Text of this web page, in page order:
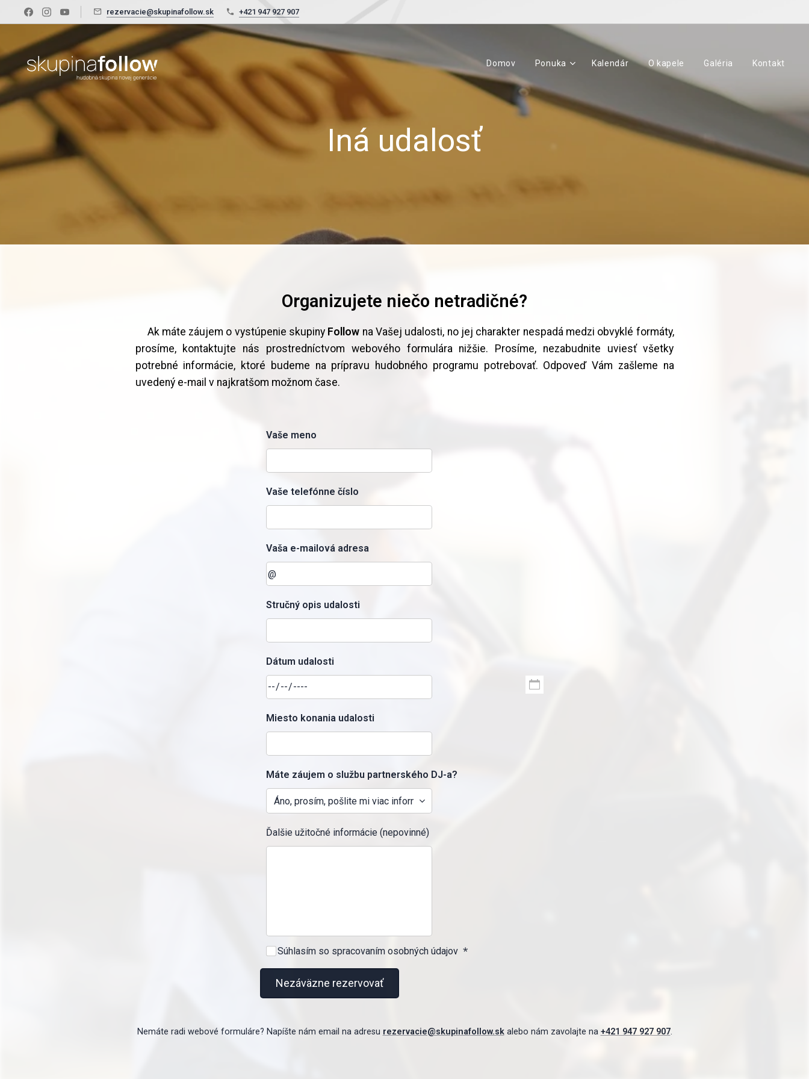
rezervacie@skupinafollow.sk +421 947 927 907
Domov Ponuka Kalendár O kapele Galéria Kontakt
Iná udalosť
Organizujete niečo netradičné?
Ak máte záujem o vystúpenie skupiny Follow na Vašej udalosti, no jej charakter nespadá medzi obvyklé formáty,
prosíme, kontaktujte nás prostredníctvom webového formulára nižšie. Prosíme, nezabudnite uviesť všetky
potrebné informácie, ktoré budeme na prípravu hudobného programu potrebovať. Odpoveď Vám zašleme na
uvedený e-mail v najkratšom možnom čase.
Vaše meno
Vaše telefónne číslo
Vaša e-mailová adresa
Stručný opis udalosti
Dátum udalosti
Miesto konania udalosti
Máte záujem o službu partnerského DJ-a?
Ďalšie užitočné informácie (nepovinné)
Súhlasím so spracovaním osobných údajov
Nezáväzne rezervovať
Nemáte radi webové formuláre? Napíšte nám email na adresu rezervacie@skupinafollow.sk alebo nám zavolajte na +421 947 927 907.